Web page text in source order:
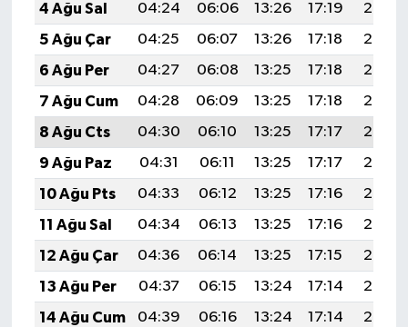
4 Ağu Sal
04:24 06:06 13:26 17:19
20:35
5 Ağu Çar
04:25 06:07 13:26 17:18
20:34
6 Ağu Per
04:27 06:08 13:25 17:18
20:33
7 Ağu Cum
04:28 06:09 13:25 17:18
20:32
8 Ağu Cts
04:30 06:10 13:25 17:17
20:30
9 Ağu Paz
04:31 06:11 13:25 17:17
20:29
10 Ağu Pts
04:33 06:12 13:25 17:16
20:28
11 Ağu Sal
04:34 06:13 13:25 17:16
20:26
12 Ağu Çar
04:36 06:14 13:25 17:15
20:25
13 Ağu Per
04:37 06:15 13:24 17:14
20:24
14 Ağu Cum
04:39 06:16 13:24 17:14
20:22